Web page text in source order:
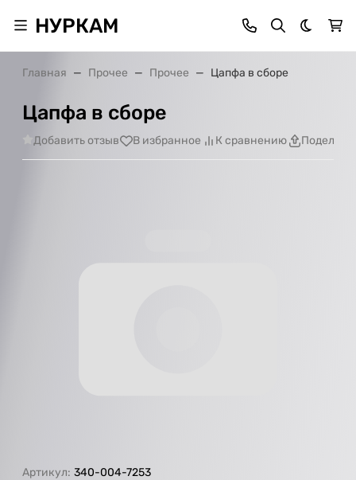
НУРКАМ Темная
Главная Прочее Прочее Цапфа в сборе
Цапфа в сборе
Добавить отзыв В избранное К сравнению
Артикул: 340-004-7253